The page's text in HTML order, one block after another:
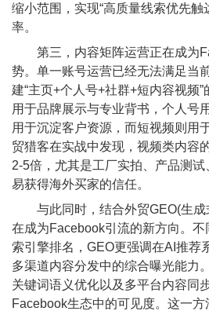
缩小范围，实现“高质量线索优先触
率。
第三，内容矩阵运营正在成为
势。单一账号运营已经无法满足当
建“主页+个人号+社群+短内容视频
用于品牌展示与专业背书，个人号
用于沉淀客户资源，而短视频则用
贸猎客在实战中发现，视频类内容
2-5倍，尤其是工厂实拍、产品测
易获得海外买家的信任。
与此同时，结合外贸GEO(生成
在成为Facebook引流的新方向。
索引擎排名，GEO更强调在AI推荐
多渠道内容分发中的综合曝光能力
关键词语义优化以及多平台内容同
Facebook生态中的可见度。这一